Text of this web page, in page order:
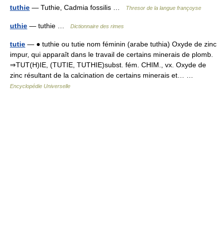
tuthie — Tuthie, Cadmia fossilis … Thresor de la langue françoyse
uthie — tuthie … Dictionnaire des rimes
tutie — ● tuthie ou tutie nom féminin (arabe tuthia) Oxyde de zinc
impur, qui apparaît dans le travail de certains minerais de plomb.
⇒TUT(H)IE, (TUTIE, TUTHIE)subst. fém. CHIM., vx. Oxyde de
zinc résultant de la calcination de certains minerais et… …
Encyclopédie Universelle